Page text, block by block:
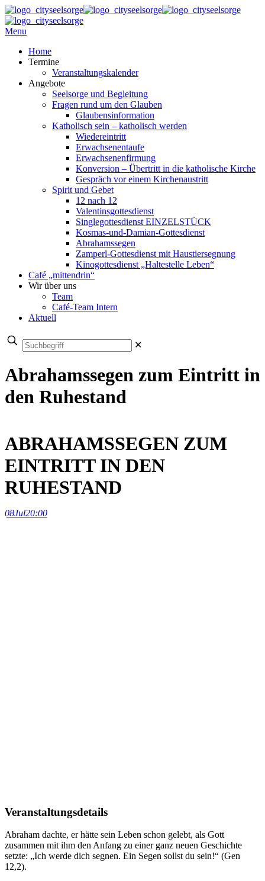
Menu
Home
Termine
Veranstaltungskalender
Angebote
Seelsorge und Begleitung
Fragen rund um den Glauben
Glaubensinformation
Katholisch sein – katholisch werden
Wiedereintritt
Erwachsenentaufe
Erwachsenenfirmung
Konversion – Übertritt in die katholische Kirche
Gespräch vor einem Kirchenaustritt
Spirit und Gebet
12 nach 12
Valentinsgottesdienst
Singlegottesdienst EINZELSTÜCK
Kosmas-und-Damian-Gottesdienst
Abrahamssegen
Zamperl-Gottesdienst mit Haustiersegnung
Kinogottesdienst „Haltestelle Leben“
Café „mittendrin“
Wir über uns
Team
Café-Team Intern
Aktuell
✕
Abrahamssegen zum Eintritt in
den Ruhestand
ABRAHAMSSEGEN ZUM
EINTRITT IN DEN
RUHESTAND
08Jul20:00
Veranstaltungsdetails
Abraham dachte, er hätte sein Leben schon gelebt, als Gott
zusammen mit ihm den Anfang zu einer ganz neuen Geschichte
setzte: „Ich werde dich segnen. Ein Segen sollst du sein!“ (Gen
12,2).